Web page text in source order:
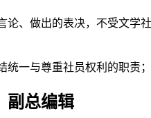
论、做出的表决，不受文学社
统一与尊重社员权利的职责
总编辑